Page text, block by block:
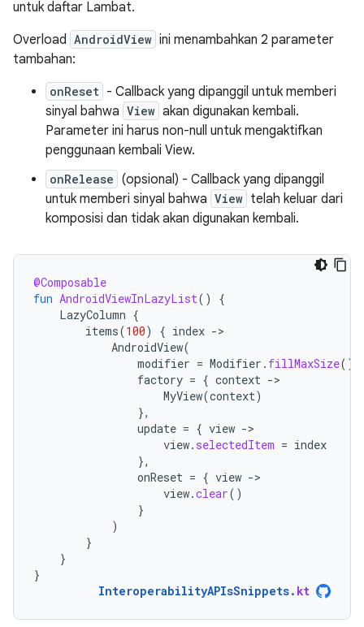
untuk daftar Lambat.
Overload AndroidView ini menambahkan 2 parameter
tambahan:
onReset - Callback yang dipanggil untuk memberi
sinyal bahwa View akan digunakan kembali.
Parameter ini harus non-null untuk mengaktifkan
penggunaan kembali View.
onRelease (opsional) - Callback yang dipanggil
untuk memberi sinyal bahwa View telah keluar dari
komposisi dan tidak akan digunakan kembali.
@Composable
fun AndroidViewInLazyList()
{
LazyColumn {
items(100) { index -
AndroidView(
modifier = Modifier . fillMaxSize(),
factory = { context -
MyView(context)
},
update = { view -
view. selectedItem = index
},
onReset = { view -
view.clear()
}
)
}
}
}
InteroperabilityAPIsSnippets. kt